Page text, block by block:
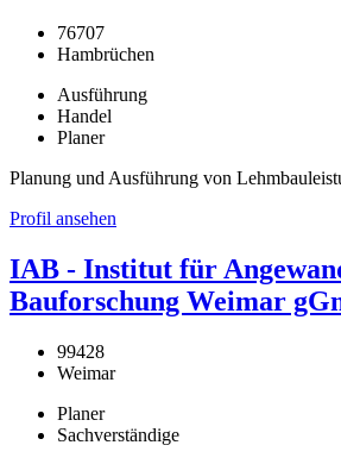
76707
Hambrüchen
Ausführung
Handel
Planer
Planung und Ausführung von
Profil ansehen
IAB - Institut für
Bauforschung Weimar
99428
Weimar
Planer
Sachverständige